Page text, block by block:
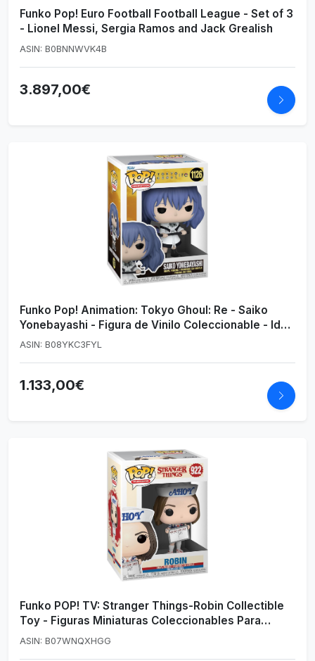
Funko Pop! Euro Football Football League - Set of 3
- Lionel Messi, Sergia Ramos and Jack Grealish
ASIN: B0BNNWVK4B
3.897,00€
Funko Pop! Animation: Tokyo Ghoul: Re - Saiko
Yonebayashi - Figura de Vinilo Coleccionable - Idea
de Regalo- Mercancia Oficial - Juguetes para Niños
ASIN: B08YKC3FYL
1.133,00€
Funko POP! TV: Stranger Things-Robin Collectible
Toy - Figuras Miniaturas Coleccionables Para
Exhibición - Idea De Regalo - Mercancía Oficial -
ASIN: B07WNQXHGG